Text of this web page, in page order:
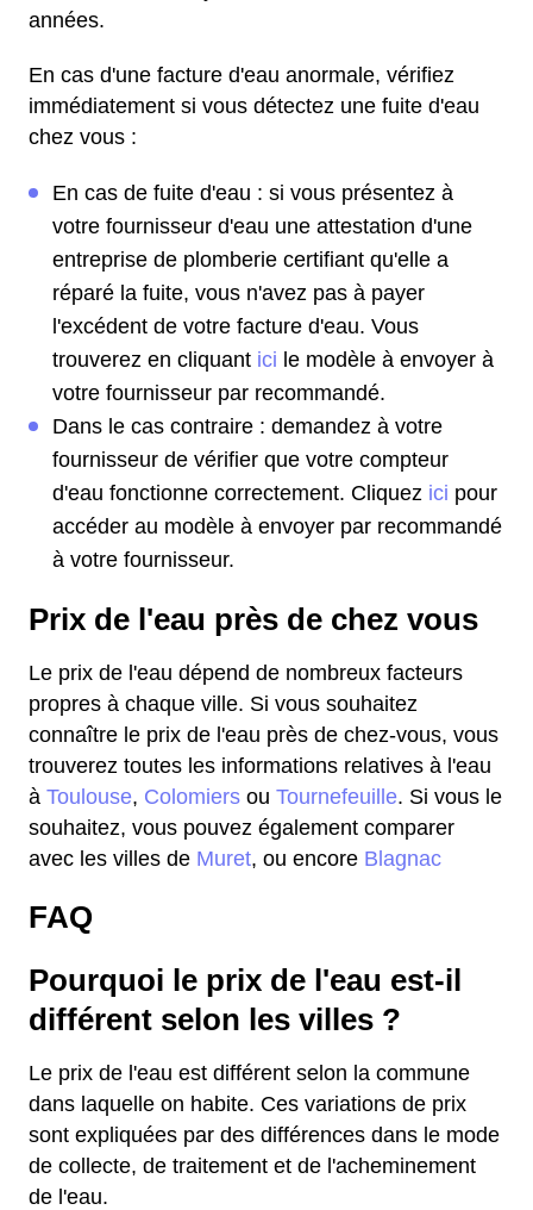
années.
En cas d'une facture d'eau anormale, vérifiez
immédiatement si vous détectez une fuite d'eau
chez vous :
En cas de fuite d'eau : si vous présentez à
votre fournisseur d'eau une attestation d'une
entreprise de plomberie certifiant qu'elle a
réparé la fuite, vous n'avez pas à payer
l'excédent de votre facture d'eau. Vous
trouverez en cliquant ici le modèle à envoyer à
votre fournisseur par recommandé.
Dans le cas contraire : demandez à votre
fournisseur de vérifier que votre compteur
d'eau fonctionne correctement. Cliquez ici pour
accéder au modèle à envoyer par recommandé
à votre fournisseur.
Prix de l'eau près de chez vous
Le prix de l'eau dépend de nombreux facteurs
propres à chaque ville. Si vous souhaitez
connaître le prix de l'eau près de chez-vous, vous
trouverez toutes les informations relatives à l'eau
à Toulouse, Colomiers ou Tournefeuille. Si vous le
souhaitez, vous pouvez également comparer
avec les villes de Muret, ou encore Blagnac
FAQ
Pourquoi le prix de l'eau est-il
différent selon les villes ?
Le prix de l'eau est différent selon la commune
dans laquelle on habite. Ces variations de prix
sont expliquées par des différences dans le mode
de collecte, de traitement et de l'acheminement
de l'eau.